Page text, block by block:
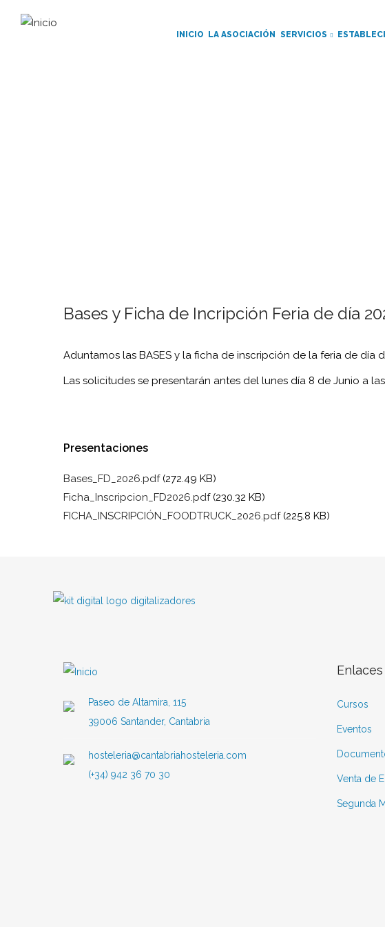
INICIO LA ASOCIACIÓN SERVICIOS
Bases y Ficha de Incripción Feria de día
Aduntamos las BASES y la ficha de inscripción de la feria de día
Las solicitudes se presentarán antes del lunes día 8 de Junio a las
Presentaciones
Bases_FD_2026.pdf (272.49 KB)
Ficha_Inscripcion_FD2026.pdf (230.32 KB)
FICHA_INSCRIPCIÓN_FOODTRUCK_2026.pdf (225.8 KB)
Paseo de Altamira, 115
39006 Santander, Cantabria
hosteleria@cantabriahosteleria.com
(+34) 942 36 70 30
Enlaces
Cursos
Eventos
Venta de
Segunda